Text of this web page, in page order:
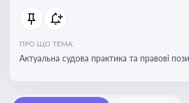
ПРО ЩО ТЕМА:
Актуальна судова практика та правові